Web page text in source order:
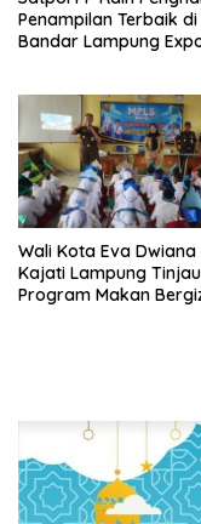
Penampilan Terbaik di
Bandar Lampung
Masyarakat
Wali Kota Eva
Kajati Lampung Tinjau
Program Makan